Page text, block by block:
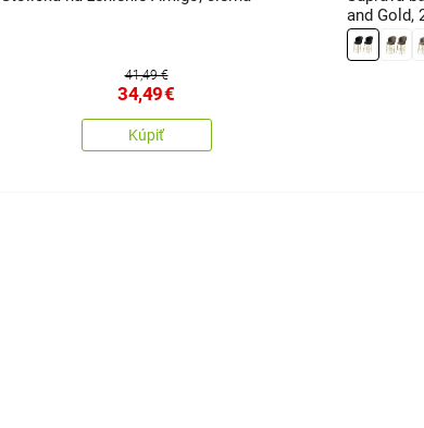
41,49 €
34,49€
Kúpiť
and Gold,